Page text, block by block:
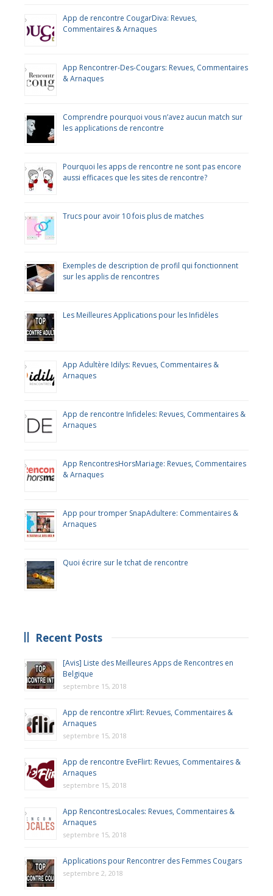
App de rencontre CougarDiva: Revues,
Commentaires & Arnaques
App Rencontrer-Des-Cougars: Revues, Commentaires
& Arnaques
Comprendre pourquoi vous n’avez aucun match sur
les applications de rencontre
Pourquoi les apps de rencontre ne sont pas encore
aussi efficaces que les sites de rencontre?
Trucs pour avoir 10 fois plus de matches
Exemples de description de profil qui fonctionnent
sur les applis de rencontres
Les Meilleures Applications pour les Infidèles
App Adultère Idilys: Revues, Commentaires &
Arnaques
App de rencontre Infideles: Revues, Commentaires &
Arnaques
App RencontresHorsMariage: Revues, Commentaires
& Arnaques
App pour tromper SnapAdultere: Commentaires &
Arnaques
Quoi écrire sur le tchat de rencontre
Recent Posts
[Avis] Liste des Meilleures Apps de Rencontres en
Belgique
septembre 15, 2018
App de rencontre xFlirt: Revues, Commentaires &
Arnaques
septembre 15, 2018
App de rencontre EveFlirt: Revues, Commentaires &
Arnaques
septembre 15, 2018
App RencontresLocales: Revues, Commentaires &
Arnaques
septembre 15, 2018
Applications pour Rencontrer des Femmes Cougars
septembre 2, 2018